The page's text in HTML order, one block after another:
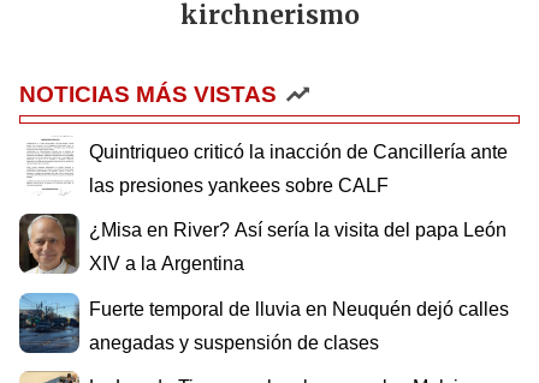
kirchnerismo
NOTICIAS MÁS VISTAS
Quintriqueo criticó la inacción de Cancillería ante
las presiones yankees sobre CALF
¿Misa en River? Así sería la visita del papa León
XIV a la Argentina
Fuerte temporal de lluvia en Neuquén dejó calles
anegadas y suspensión de clases